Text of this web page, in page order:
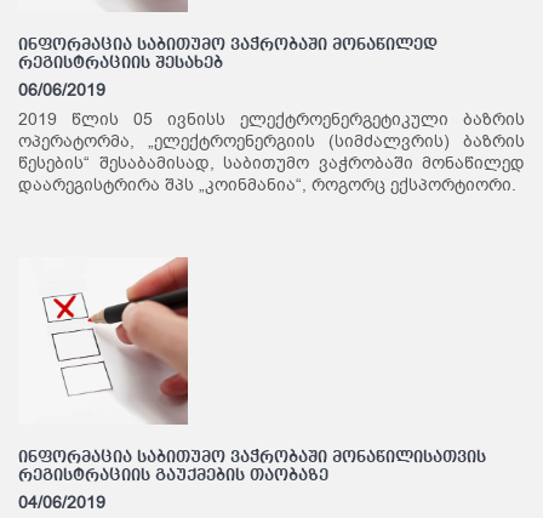
ინფორმაცია საბითუმო ვაჭრობაში მონაწილედ
რეგისტრაციის შესახებ
06/06/2019
2019 წლის 05 ივნისს ელექტროენერგეტიკული ბაზრის
ოპერატორმა, „ელექტროენერგიის (სიმძალვრის) ბაზრის
წესების“ შესაბამისად, საბითუმო ვაჭრობაში მონაწილედ
დაარეგისტრირა შპს „კოინმანია“, როგორც ექსპორტიორი.
ინფორმაცია საბითუმო ვაჭრობაში მონაწილისათვის
რეგისტრაციის გაუქმების თაობაზე
04/06/2019